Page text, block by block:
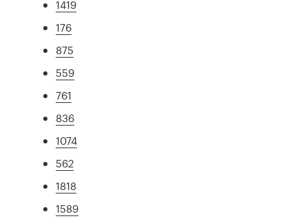
1419
176
875
559
761
836
1074
562
1818
1589